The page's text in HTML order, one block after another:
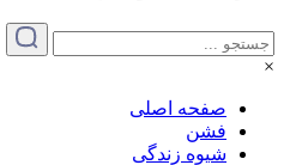
×
صفحه اصلی
فشن
شیوه زندگی